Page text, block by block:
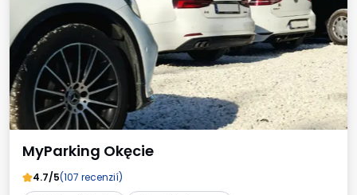
MyParking Okęcie
4.7/5(107 recenzií)